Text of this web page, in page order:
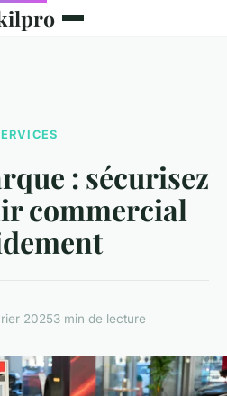
: sécurisez
commercial
20253 min de lecture